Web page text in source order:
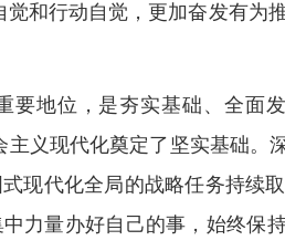
和行动自觉，更加奋发有为
要地位，是夯实基础、全面
义现代化奠定了坚实基础。
现代化全局的战略任务持续
力量办好自己的事，始终保